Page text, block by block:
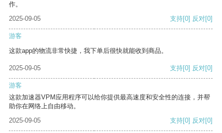
作。
2025-09-05
支持[0] 反对[0]
游客
这款app的物流非常快捷，我下单后很快就能收到商品。
2025-09-05 支持[0] 反对[0]
游客
这款加速器VPM应用程序可以给你提供最高速度和安全性的连接，并帮
助你在网络上自由移动。
2025-09-05
支持[0] 反对[0]